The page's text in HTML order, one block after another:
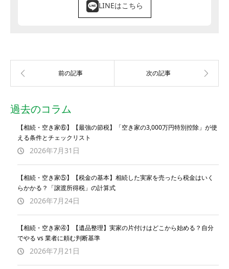
LINEはこちら
過去のコラム
【相続・空き家⑥】【最強の節税】「空き家の3,000万円特別控除」が使
える条件とチェックリスト
2026年7月31日
【相続・空き家⑤】【税金の基本】相続した実家を売ったら税金はいく
らかかる？「譲渡所得税」の計算式
2026年7月24日
【相続・空き家④】【遺品整理】実家の片付けはどこから始める？自分
でやる vs 業者に頼む判断基準
2026年7月21日